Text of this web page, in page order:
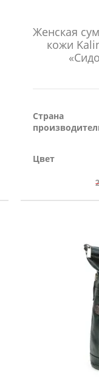
Женская
кожи
Страна
Цвет